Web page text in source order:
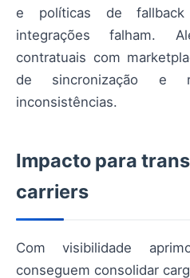
e políticas de fallback
integrações falham.
contratuais com
de sincronização e
inconsistências.
Impacto para
carriers
Com visibilidade
conseguem consolidar